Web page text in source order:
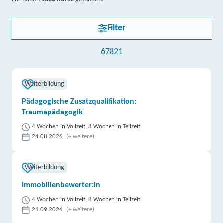
Rathausstraße 1, 53474 Bad Neuenahr-Ahrweiler
IBB Bernkastel-Kues | Gartenstraße 21, 54470
Bernkastel-Kues
weitere Informationen
DAA Deutsche Angestellten-Akademie gGmbH |
Steinerother Str. 1 / 1 A, 57518 Betzdorf
Fortbildungsakademie der Wirtschaft (faw)
Filter
67821
Weiterbildung
Pädagogische Zusatzqualifikation:
Traumapädagogik
4 Wochen in Vollzeit; 8 Wochen in Teilzeit
24.08.2026
(+ weitere)
Weiterbildung
Immobilienbewerter:in
4 Wochen in Vollzeit; 8 Wochen in Teilzeit
21.09.2026
(+ weitere)